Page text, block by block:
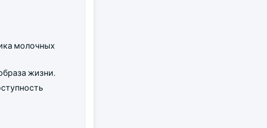
молочных
жизни.